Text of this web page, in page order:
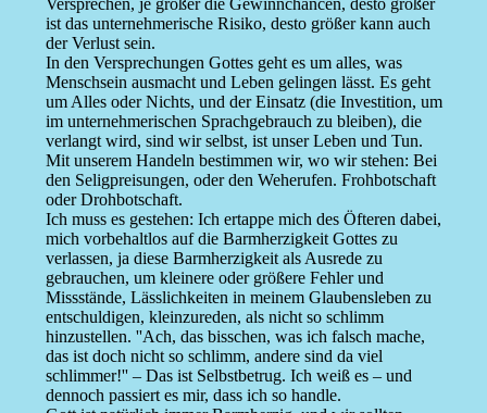
Versprechen, je größer die Gewinnchancen, desto größer
ist das unternehmerische Risiko, desto größer kann auch
der Verlust sein.
In den Versprechungen Gottes geht es um alles, was
Menschsein ausmacht und Leben gelingen lässt. Es geht
um Alles oder Nichts, und der Einsatz (die Investition, um
im unternehmerischen Sprachgebrauch zu bleiben), die
verlangt wird, sind wir selbst, ist unser Leben und Tun.
Mit unserem Handeln bestimmen wir, wo wir stehen: Bei
den Seligpreisungen, oder den Weherufen. Frohbotschaft
oder Drohbotschaft.
Ich muss es gestehen: Ich ertappe mich des Öfteren dabei,
mich vorbehaltlos auf die Barmherzigkeit Gottes zu
verlassen, ja diese Barmherzigkeit als Ausrede zu
gebrauchen, um kleinere oder größere Fehler und
Missstände, Lässlichkeiten in meinem Glaubensleben zu
entschuldigen, kleinzureden, als nicht so schlimm
hinzustellen. ''Ach, das bisschen, was ich falsch mache,
das ist doch nicht so schlimm, andere sind da viel
schlimmer!'' – Das ist Selbstbetrug. Ich weiß es – und
dennoch passiert es mir, dass ich so handle.